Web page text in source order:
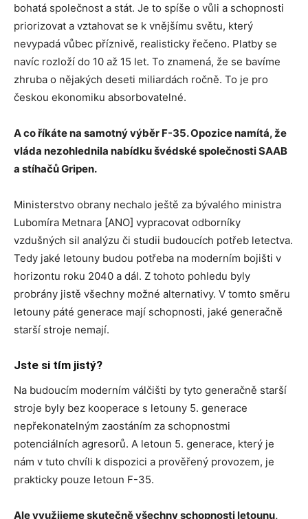
bohatá společnost a stát. Je to spíše o vůli a schopnosti
priorizovat a vztahovat se k vnějšímu světu, který
nevypadá vůbec příznivě, realisticky řečeno. Platby se
navíc rozloží do 10 až 15 let. To znamená, že se bavíme
zhruba o nějakých deseti miliardách ročně. To je pro
českou ekonomiku absorbovatelné.
A co říkáte na samotný výběr F-35. Opozice namítá, že
vláda nezohlednila nabídku švédskéspolečnosti SAAB
a stíhačů Gripen.
Ministerstvo obrany nechalo ještě za bývalého ministra
Lubomíra Metnara [ANO] vypracovat odborníky
vzdušných sil analýzu či studii budoucích potřeb letectva.
Tedy jaké letouny budou potřeba na moderním bojišti v
horizontu roku 2040 a dál. Z tohoto pohledu byly
probrány jistě všechny možné alternativy. V tomto směru
letouny páté generace mají schopnosti, jaké generačně
starší stroje nemají.
Jste si tím jistý?
Na budoucím moderním válčišti by tyto generačně starší
stroje byly bez kooperace s letouny 5. generace
nepřekonatelným zaostáním za schopnostmi
potenciálních agresorů. A letoun 5. generace, který je
nám v tuto chvíli k dispozici a prověřený provozem, je
prakticky pouze letoun F-35.
Ale využijeme skutečně všechny schopnosti letounu,